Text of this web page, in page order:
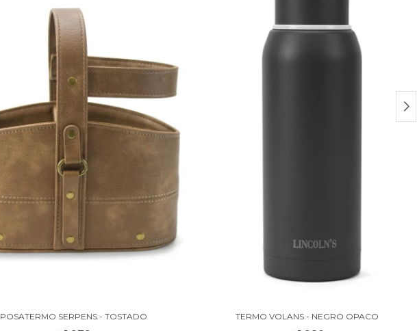
POSATERMO SERPENS - TOSTADO TERMO VOLANS - NEGRO OPACO